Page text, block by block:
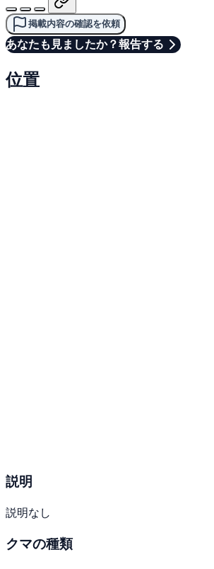
掲載内容の確認を依頼
あなたも見ましたか？報告する
位置
説明
説明なし
クマの種類